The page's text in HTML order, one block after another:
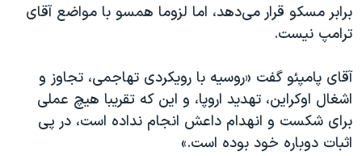
صفحه‌های ویژه
سفر پرزیدنت ترامپ به چین
برابر مسکو قرار می‌دهد، اما لزوما همسو با مواضع آقای
ترامپ نیست.
آقای پامپئو گفت «روسیه با رویکردی تهاجمی، تجاوز و
اشغال اوکراین، تهدید اروپا، و این که تقریبا هیچ عملی
برای شکست و انهدام داعش انجام نداده است، در پی
اثبات دوباره خود بوده است.»